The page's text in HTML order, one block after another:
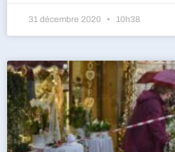
31 décembre 2020 10h38